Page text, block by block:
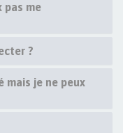
pas me
?
mais je ne peux